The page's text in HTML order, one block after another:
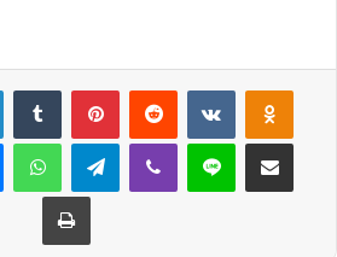
LinkedInTumblr PinterestReddit VKontakte
MessengerWhatsAppTelegramViber Line E-Posta ile
Yazdır